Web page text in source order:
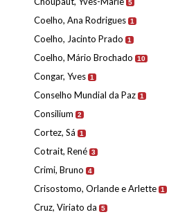
5
Coelho, Ana Rodrigues 1
Coelho, Jacinto Prado 1
Coelho, Mário Brochado 10
Congar, Yves 1
Conselho Mundial da Paz 1
Consilium 2
Cortez, Sá 1
Cotrait, René 3
Crimi, Bruno 4
Crisostomo, Orlande e Arlette 1
Cruz, Viriato da 5